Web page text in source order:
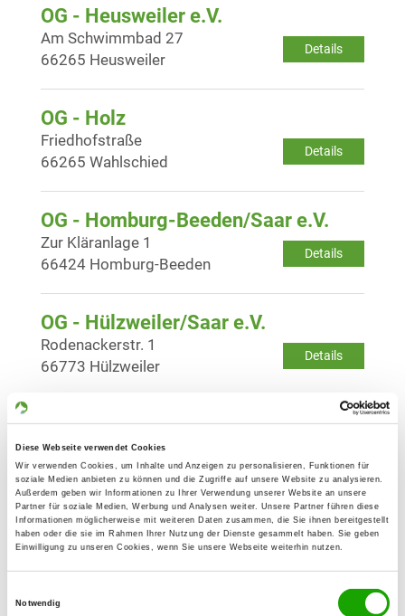
Diese Webseite verwendet Cookies
Wir verwenden Cookies, um Inhalte und Anzeigen zu personalisieren, Funktionen für
soziale Medien anbieten zu können und die Zugriffe auf unsere Website zu analysieren.
Außerdem geben wir Informationen zu Ihrer Verwendung unserer Website an unsere
Partner für soziale Medien, Werbung und Analysen weiter. Unsere Partner führen diese
Informationen möglicherweise mit weiteren Daten zusammen, die Sie ihnen bereitgestellt
haben oder die sie im Rahmen Ihrer Nutzung der Dienste gesammelt haben. Sie geben
Einwilligung zu unseren Cookies, wenn Sie unsere Webseite weiterhin nutzen.
Notwendig
OG - Heusweiler e.V.
Details
Am Schwimmbad 27
66265 Heusweiler
OG - Holz
Details
Friedhofstraße
66265 Wahlschied
OG - Homburg-Beeden/Saar e.V.
Details
Zur Kläranlage 1
66424 Homburg-Beeden
OG - Hülzweiler/Saar e.V.
Details
Rodenackerstr. 1
66773 Hülzweiler
OG - Hüttigweiler e.V.
Kiefernweg 25
66557 Hüttigweiler
OG - Illingen/Saar e.V.
Steinertshaus
66557 Illingen